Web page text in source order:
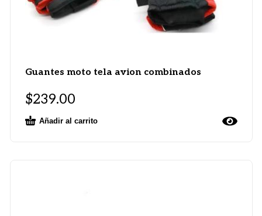
Guantes moto tela avion combinados
$239.00
Añadir al carrito